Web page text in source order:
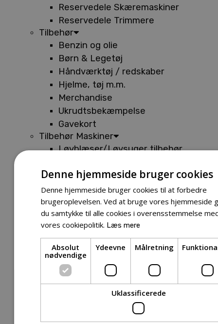
Reservedele Skæremaskiner
Reservedele Trimmere
Tilbehør
Benzin og olie
Børn & Legetøj
Håndværktøj / redskaber
Hjelme, tøj m.m.
Merchandise
Ukrudtsbekæmpelse
Gavekort
Tilbehør Maskiner
Løvblæser/Løvsuger tilbehør
Tilbehør Buskryddere og Trimmere
Tilbehør Entreprenørudstyr
Tilbehør Havetraktor
Tilbehør Hækkeklippere
Tilbehør Motorsav
Tilbehør Kæder
Tilbehør Sværd
Tilbehør Rengøringsmaskiner
Tilbehør Robotplæneklipper
Tilbehør Walk Behind
Denne hjemmeside bruger cookies
Denne hjemmeside bruger cookies til at forbedre
brugeroplevelsen. Ved at bruge vores hjemmeside
du samtykke til alle cookies i overensstemmelse
vores cookiepolitik. Læs mere
Absolut
nødvendige
Ydeevne Målretning
Uklassificerede